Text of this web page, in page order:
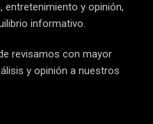
y opinión,
informativo.
revisamos con mayor
y opinión a nuestros